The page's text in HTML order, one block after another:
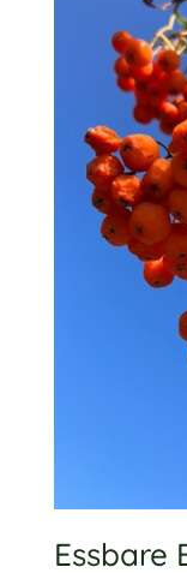
Essbare